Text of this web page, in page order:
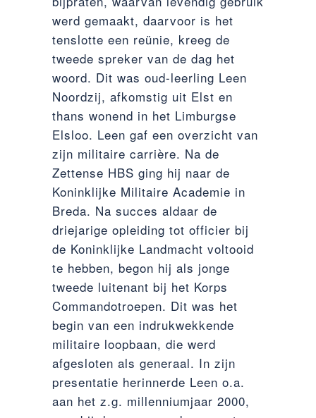
werd gemaakt, daarvoor is het
tenslotte een reünie, kreeg de
tweede spreker van de dag het
woord. Dit was oud-leerling Leen
Noordzij, afkomstig uit Elst en
thans wonend in het Limburgse
Elsloo. Leen gaf een overzicht van
zijn militaire carrière. Na de
Zettense HBS ging hij naar de
Koninklijke Militaire Academie in
Breda. Na succes aldaar de
driejarige opleiding tot officier bij
de Koninklijke Landmacht voltooid
te hebben, begon hij als jonge
tweede luitenant bij het Korps
Commandotroepen. Dit was het
begin van een indrukwekkende
militaire loopbaan, die werd
afgesloten als generaal. In zijn
presentatie herinnerde Leen o.a.
aan het z.g. millenniumjaar 2000,